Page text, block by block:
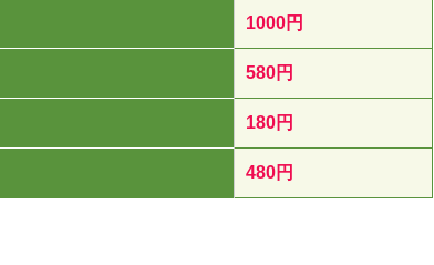
1000円
580円
180円
480円